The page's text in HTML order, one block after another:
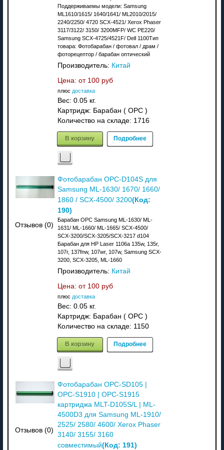
Поддерживаемы модели: Samsung
ML1610/1615/ 1640/1641/ ML2010/2015/
2240/2250/ 4720 SCX-4521/ Xerox Phaser
3117/3122/ 3150/ 3200MFP/ WC PE220/
Samsung SCX-4725/4521F/ Dell 1100Тип
товара: Фотобарабан / фотовал / драм /
фоторецептор / барабан оптический
Производитель: Китай
Цена: от 100 руб
плюс доставка
Вес: 0.05 кг.
Картридж: Барабан ( OPC )
Количество на складе: 1716
В корзину Подробнее
Отзывов (0)
Фотобарабан OPC-D104S для
Samsung ML-1630/ 1670/ 1660/
1860 / SCX-4500/ 3200(Код:
190)
Барабан OPC Samsung ML-1630/ ML-
1631/ ML-1660/ ML-1665/ SCX-4500/
SCX-3200/SCX-3205/SCX-3217 d104
Барабан для HP Laser 1106a 135w, 135r,
107r, 137fnw, 107wr, 107w, Samsung SCX-
3200, SCX-3205, ML-1660
Производитель: Китай
Цена: от 100 руб
плюс доставка
Вес: 0.05 кг.
Картридж: Барабан ( OPC )
Количество на складе: 1150
В корзину Подробнее
Отзывов (0)
Фотобарабан OPC-SD105 |
OPC-S1910 | OPC-S1915
картриджа MLT-D105S/L | ML-
4500D3 для Samsung ML-1910/
2525/ 2580/ 4600/ Xerox Phaser
3140/ 3155/ 3160
совместимый(Код: 191)